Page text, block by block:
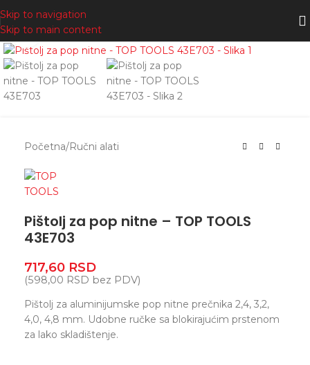
Skip to navigation
Skip to main content
Zumiranje
Početna/Ručni alati
Pištolj za pop nitne – TOP TOOLS
43E703
717,60 RSD
(598,00 RSD bez PDV)
Pištolj za aluminijumske pop nitne prečnika 2,4, 3,2,
4,0, 4,8 mm. Udobne ručke sa blokirajućim prstenom
za lako skladištenje.